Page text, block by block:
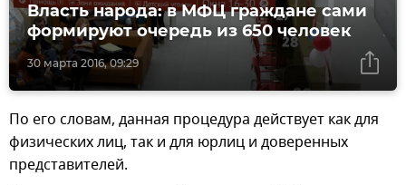
30 марта 2016, 09:29
Власть народа: в МФЦ граждане сами
формируют очередь из 650 человек
По его словам, данная процедура действует как для
физических лиц, так и для юрлиц и доверенных
представителей.